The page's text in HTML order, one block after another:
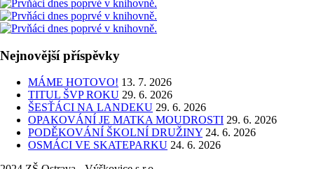
Nejnovější příspěvky
MÁME HOTOVO! 13. 7. 2026
TITUL ŠVP ROKU 29. 6. 2026
ŠESŤÁCI NA LANDEKU 29. 6. 2026
OPAKOVÁNÍ JE MATKA MOUDROSTI 29. 6. 2026
PODĚKOVÁNÍ ŠKOLNÍ DRUŽINY 24. 6. 2026
OSMÁCI VE SKATEPARKU 24. 6. 2026